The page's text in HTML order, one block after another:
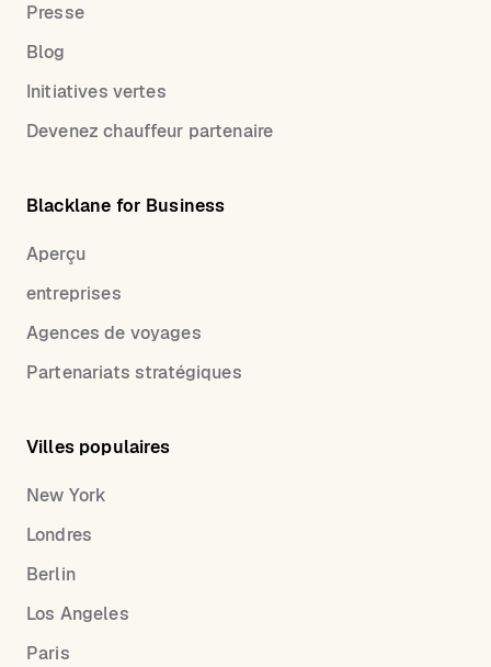
Presse
Blog
Initiatives vertes
Devenez chauffeur partenaire
Blacklane for Business
Aperçu
entreprises
Agences de voyages
Partenariats stratégiques
Villes populaires
New York
Londres
Berlin
Los Angeles
Paris